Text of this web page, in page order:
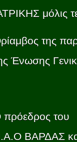
μόλις
της
Ένωσης
πρόεδρος του
ΒΑΡΔΑΣ